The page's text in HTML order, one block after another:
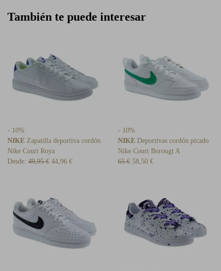
También te puede interesar
- 10%
NIKE Zapatilla deportiva cordón
Nike Court Roya
Desde: 49,95 € 44,96 €
- 10%
NIKE Deportivas cordón picado
Nike Court Borougt A
65 € 58,50 €